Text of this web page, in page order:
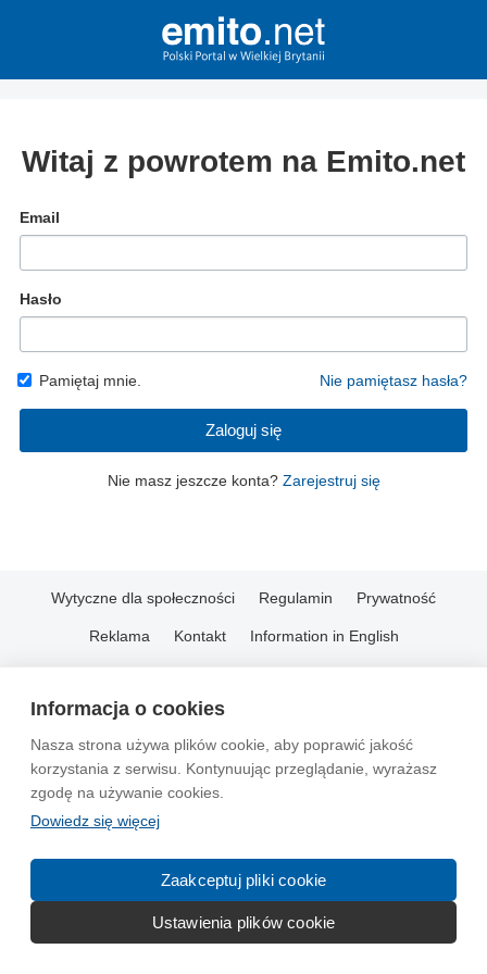
Informacja o cookies
Nasza strona używa plików cookie, aby poprawić jakość
korzystania z serwisu. Kontynuując przeglądanie, wyrażasz
zgodę na używanie cookies.
Dowiedz się więcej
Zaakceptuj pliki cookie
Ustawienia plików cookie
Witaj z powrotem na Emito.net
Email
Hasło
Pamiętaj mnie. Nie pamiętasz hasła?
Zaloguj się
Nie masz jeszcze konta? Zarejestruj się
Wytyczne dla społeczności Regulamin Prywatność
Reklama Kontakt Information in English